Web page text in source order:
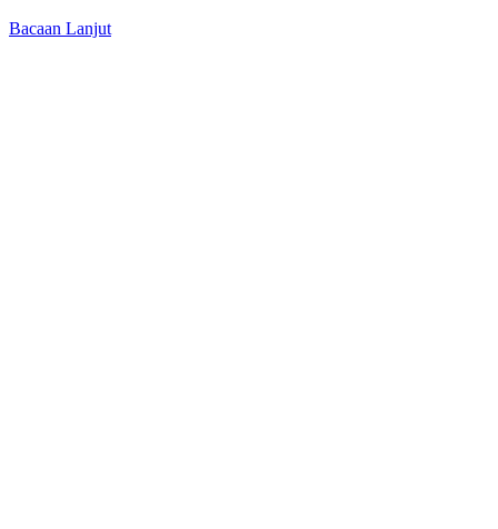
Bacaan Lanjut